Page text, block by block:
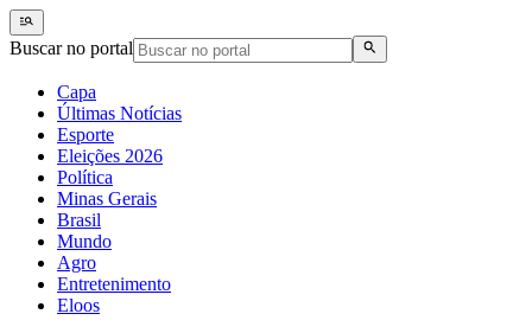
Buscar no portal
Capa
Últimas Notícias
Esporte
Eleições 2026
Política
Minas Gerais
Brasil
Mundo
Agro
Entretenimento
Eloos